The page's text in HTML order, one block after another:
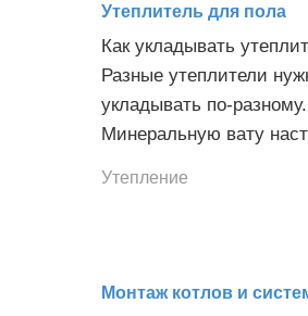
Утеплитель для пола
Как укладывать
Разные утеплители
укладывать по-разному.
Минеральную вату
Утепление
Монтаж котлов и